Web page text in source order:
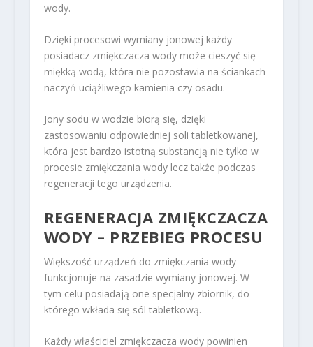
wody.
Dzięki procesowi wymiany jonowej każdy
posiadacz zmiękczacza wody może cieszyć się
miękką wodą, która nie pozostawia na ściankach
naczyń uciążliwego kamienia czy osadu.
Jony sodu w wodzie biorą się, dzięki
zastosowaniu odpowiedniej soli tabletkowanej,
która jest bardzo istotną substancją nie tylko w
procesie zmiękczania wody lecz także podczas
regeneracji tego urządzenia.
REGENERACJA ZMIĘKCZACZA
WODY – PRZEBIEG PROCESU
Większość urządzeń do zmiękczania wody
funkcjonuje na zasadzie wymiany jonowej. W
tym celu posiadają one specjalny zbiornik, do
którego wkłada się sól tabletkową.
Każdy właściciel zmiękczacza wody powinien